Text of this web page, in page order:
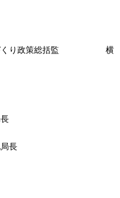
政策総括監 横
進局長
化局長
長